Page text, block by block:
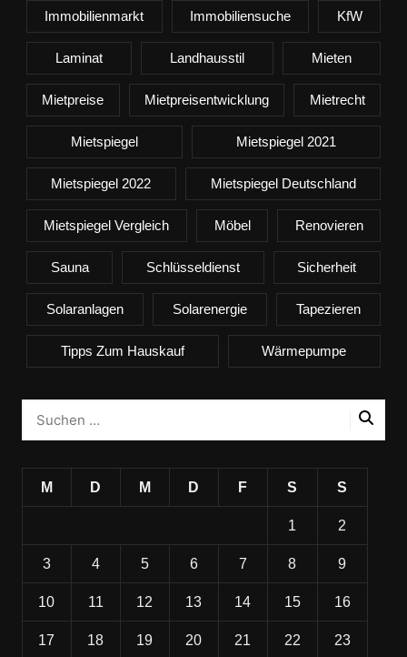
Immobilienmarkt Immobiliensuche KfW
Laminat Landhausstil Mieten
Mietpreise Mietpreisentwicklung Mietrecht
Mietspiegel Mietspiegel 2021
Mietspiegel 2022 Mietspiegel Deutschland
Mietspiegel Vergleich Möbel Renovieren
Sauna Schlüsseldienst Sicherheit
Solaranlagen Solarenergie Tapezieren
Tipps Zum Hauskauf Wärmepumpe
M D M D F S S
1 2
3 4 5 6 7 8 9
10 11 12 13 14 15 16
17 18 19 20 21 22 23